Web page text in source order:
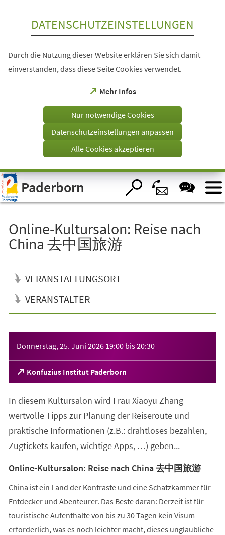
Visuelle
Assistenzsoftware
öffnen.
DATENSCHUTZEINSTELLUNGEN
Durch die Nutzung dieser Website erklären Sie sich damit
einverstanden, dass diese Seite Cookies verwendet.
Mehr Infos
(Öffnet
einem
Tab)
Nur notwendige Cookies
Datenschutzeinstellungen anpassen
Alle Cookies akzeptieren
Paderborn
Online-Kultursalon: Reise nach
China 去中国旅游
VERANSTALTUNGSORT
VERANSTALTER
Donnerstag, 25. Juni 2026 19:00 bis20:30
Konfuzius Institut Paderborn
(Öffnet
in
neuen
Tab)
In diesem Kultursalon wird Frau Xiaoyu Zhang
wertvolle Tipps zur Planung der Reiseroute und
praktische Informationen (z.B.: drahtloses bezahlen,
Zugtickets kaufen, wichtige Apps, …) geben...
Online-Kultursalon: Reise nach China 去中国旅游
China ist ein Land der Kontraste und eine Schatzkammer für
Entdecker und Abenteurer. Das Beste daran: Derzeit ist für
touristische Aufenthalte von bis zu 30 Tagen kein Visum
erforderlich, was es noch leichter macht, dieses unglaubliche